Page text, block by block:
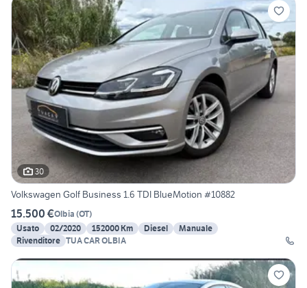
30
Volkswagen Golf Business 1.6 TDI BlueMotion #10882
15.500 €Olbia (OT)
Usato
02/2020 152000 Km Diesel
Manuale
Rivenditore TUA CAR OLBIA